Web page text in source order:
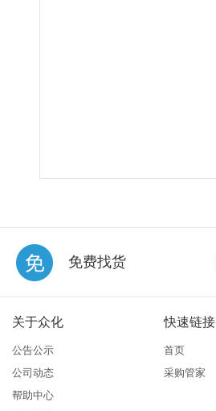
免费找货
关于众化
公告公示
公司动态
帮助中心
快速链接
首页
采购管家